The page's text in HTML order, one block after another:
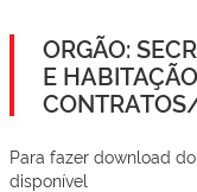
ORGÃO:
E
Para fazer download
disponível